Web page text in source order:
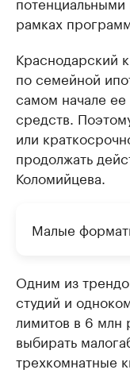
рамках
Краснодарский
по семейной
самом начале
средств.
или
продолжать
Коломийцева.
Малые
Одним из
студий и
лимитов в 6 млн
выбирать
трехкомнатные